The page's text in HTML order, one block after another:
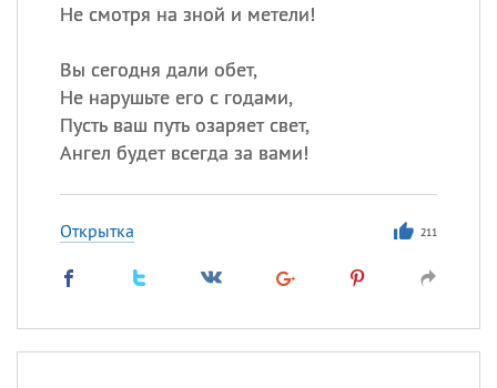
Не смотря на зной и метели!
Вы сегодня дали обет,
Не нарушьте его с годами,
Пусть ваш путь озаряет свет,
Ангел будет всегда за вами!
Открытка 211